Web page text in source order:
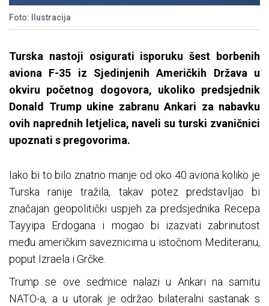
Foto: Ilustracija
Turska nastoji osigurati isporuku šest borbenih
aviona F-35 iz Sjedinjenih Američkih Država u
okviru početnog dogovora, ukoliko predsjednik
Donald Trump ukine zabranu Ankari za nabavku
ovih naprednih letjelica, naveli su turski zvaničnici
upoznati s pregovorima.
Iako bi to bilo znatno manje od oko 40 aviona koliko je
Turska ranije tražila, takav potez predstavljao bi
značajan geopolitički uspjeh za predsjednika Recepa
Tayyipa Erdogana i mogao bi izazvati zabrinutost
među američkim saveznicima u istočnom Mediteranu,
poput Izraela i Grčke.
Trump se ove sedmice nalazi u Ankari na samitu
NATO-a, a u utorak je održao bilateralni sastanak s